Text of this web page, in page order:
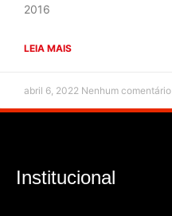
2016
LEIA MAIS
abril 6, 2022 Nenhum comentário
Institucional